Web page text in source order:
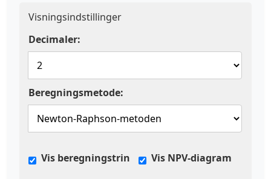
Visningsindstillinger
Decimaler:
Beregningsmetode:
Vis beregningstrin Vis NPV-diagram